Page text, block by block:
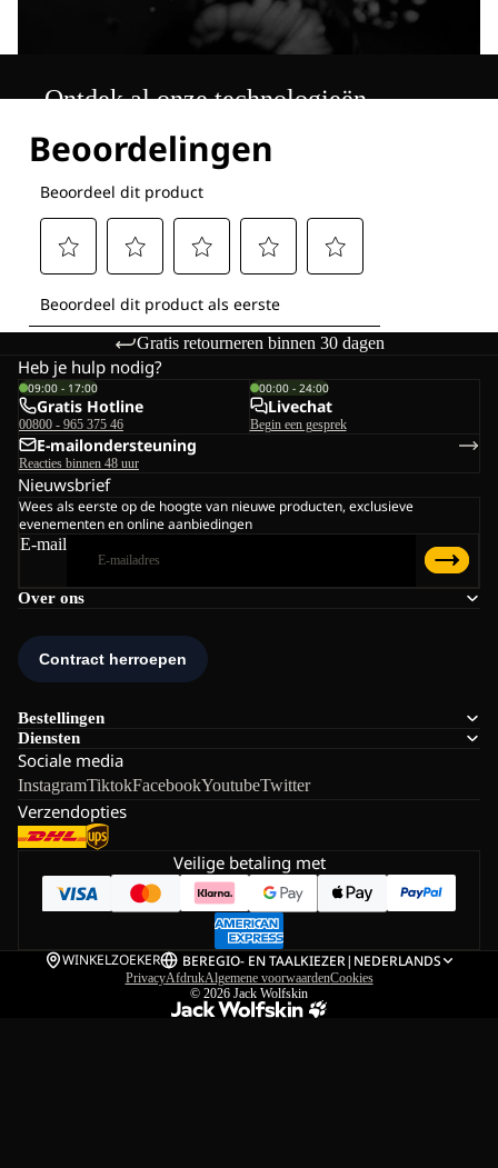
Ontdek al onze technologieën
Gratis retourneren binnen 30 dagen
Over ons
Bestellingen
Diensten
Sociale media
InstagramTiktokFacebookYoutubeTwitter
Verzendopties
Heb je hulp nodig?
09:00 - 17:00
Gratis Hotline
00800 - 965 375 46
00:00 - 24:00
Livechat
Begin een gesprek
E-mailondersteuning
Reacties binnen 48 uur
Nieuwsbrief
Wees als eerste op de hoogte van nieuwe producten, exclusieve
evenementen en online aanbiedingen
E-mail
Veilige betaling met
WINKELZOEKER BEREGIO- EN TAALKIEZER| NEDERLANDS
PrivacyAfdrukAlgemene voorwaardenCookies
© 2026 Jack Wolfskin